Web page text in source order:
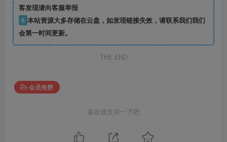
客发现请向客服举报
6 本站资源大多存储在云盘，如发现链接失效，请联系我们我们
会第一时间更新。
THE END
会员免费
喜欢就支持一下吧